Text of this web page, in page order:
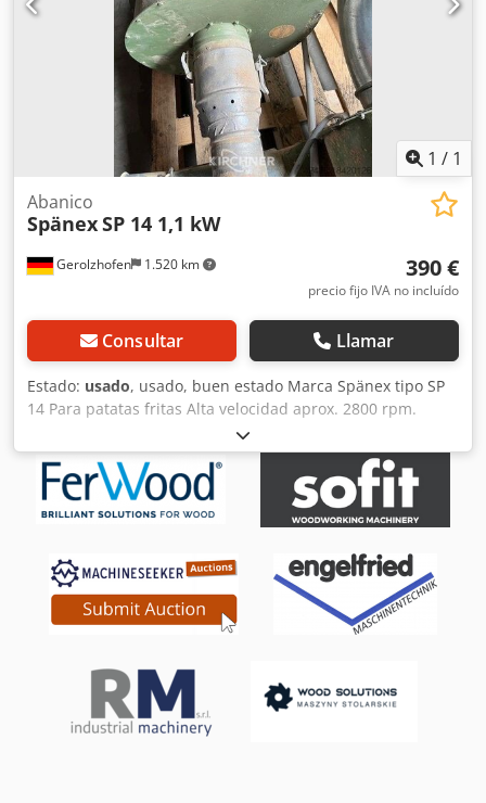
1 / 1
Gerolzhofen 1.520 km
Abanico
SpänexSP 14 1,1 kW
390 €
precio fijo IVA no incluído
Consultar Llamar
Estado: usado, usado, buen estado Marca Spänex tipo SP
14 Para patatas fritas Alta velocidad aprox. 2800 rpm.
motor 1,1 kW Diámetro de conexión 140 mm Dsdpevwfp
Tefx Acfsck Ubicación de almacenamiento 97447
Gerolzhofen, carga libre, sin embalaje Entrega en el estado
actual según inspección. Sin garantía ni garantía